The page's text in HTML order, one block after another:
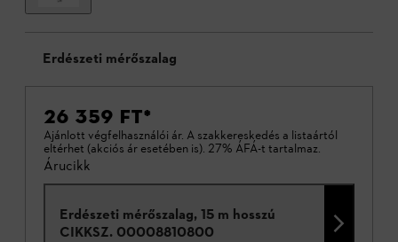
Erdészeti mérőszalag
26 359 FT*
Ajánlott végfelhasználói ár. A szakkereskedés a listaártól
eltérhet (akciós ár esetében is). 27% ÁFÁ-t tartalmaz.
Árucikk
Erdészeti mérőszalag, 15 m hosszú
CIKKSZ. 00008810800